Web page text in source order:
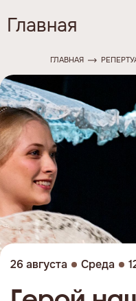
Главная
ГЛАВНАЯ
26 августа Среда